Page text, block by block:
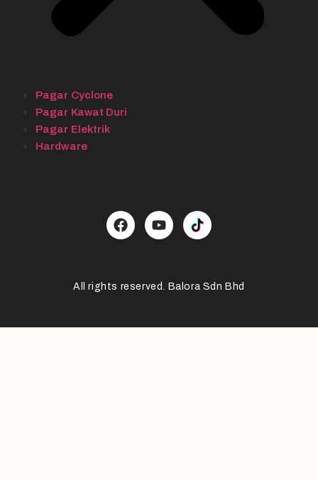
Pagar Cyclone
Pagar Kawat Duri
Pagar Elektrik
Hardware
All rights reserved. Balora Sdn Bhd